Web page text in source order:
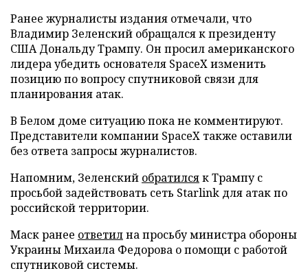
Ранее журналисты издания отмечали, что
Владимир Зеленский обращался к президенту
США Дональду Трампу. Он просил американского
лидера убедить основателя SpaceX изменить
позицию по вопросу спутниковой связи для
планирования атак.
В Белом доме ситуацию пока не комментируют.
Представители компании SpaceX также оставили
без ответа запросы журналистов.
Напомним, Зеленский обратилсяк Трампу с
просьбой задействовать сеть Starlink для атак по
российской территории.
Маск ранее ответилна просьбу министра обороны
Украины Михаила Федорова о помощи с работой
спутниковой системы.